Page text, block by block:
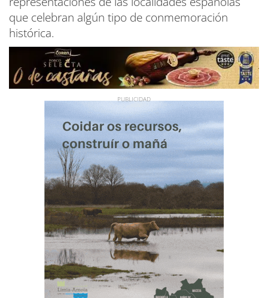
que celebran algún tipo de conmemoración
histórica.